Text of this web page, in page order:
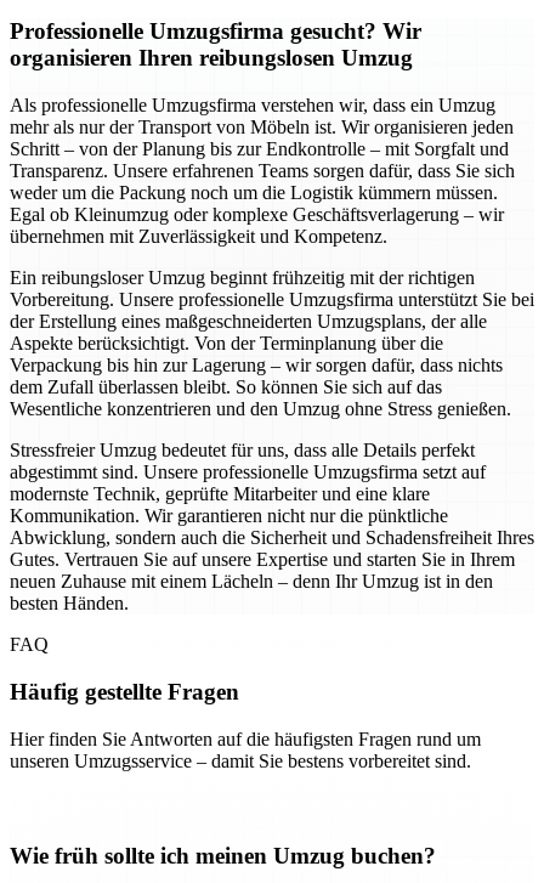
Professionelle Umzugsfirma gesucht? Wir
organisieren Ihren reibungslosen Umzug
Als professionelle Umzugsfirma verstehen wir, dass ein Umzug
mehr als nur der Transport von Möbeln ist. Wir organisieren jeden
Schritt – von der Planung bis zur Endkontrolle – mit Sorgfalt und
Transparenz. Unsere erfahrenen Teams sorgen dafür, dass Sie sich
weder um die Packung noch um die Logistik kümmern müssen.
Egal ob Kleinumzug oder komplexe Geschäftsverlagerung – wir
übernehmen mit Zuverlässigkeit und Kompetenz.
Ein reibungsloser Umzug beginnt frühzeitig mit der richtigen
Vorbereitung. Unsere professionelle Umzugsfirma unterstützt Sie bei
der Erstellung eines maßgeschneiderten Umzugsplans, der alle
Aspekte berücksichtigt. Von der Terminplanung über die
Verpackung bis hin zur Lagerung – wir sorgen dafür, dass nichts
dem Zufall überlassen bleibt. So können Sie sich auf das
Wesentliche konzentrieren und den Umzug ohne Stress genießen.
Stressfreier Umzug bedeutet für uns, dass alle Details perfekt
abgestimmt sind. Unsere professionelle Umzugsfirma setzt auf
modernste Technik, geprüfte Mitarbeiter und eine klare
Kommunikation. Wir garantieren nicht nur die pünktliche
Abwicklung, sondern auch die Sicherheit und Schadensfreiheit Ihres
Gutes. Vertrauen Sie auf unsere Expertise und starten Sie in Ihrem
neuen Zuhause mit einem Lächeln – denn Ihr Umzug ist in den
besten Händen.
FAQ
Häufig gestellte Fragen
Hier finden Sie Antworten auf die häufigsten Fragen rund um
unseren Umzugsservice – damit Sie bestens vorbereitet sind.
Wie früh sollte ich meinen Umzug buchen?